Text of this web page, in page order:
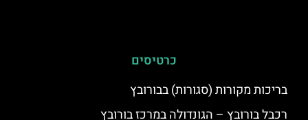
כרטיסים
בריכות מקורות (סגורות) בבורובץ
רכבל בורובץ – הגונדולה במרכז בורובץ